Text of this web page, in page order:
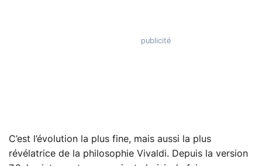
C’est l’évolution la plus fine, mais aussi la plus
révélatrice de la philosophie Vivaldi. Depuis la version